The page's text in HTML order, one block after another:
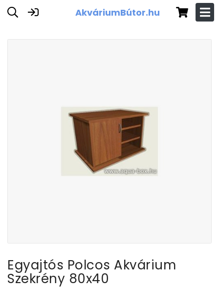
AkváriumBútor.hu
Egyajtós Polcos Akvárium
Szekrény 80x40